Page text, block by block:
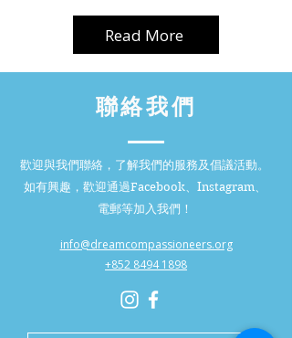
Read More
聯絡我們
歡迎與我們聯絡，了解我們的服務及倡議活動。
如有興趣，歡迎通過Facebook、Instagram、
電郵等加入我們！
info@dreamcompassioneers.org
+852 8494 1898